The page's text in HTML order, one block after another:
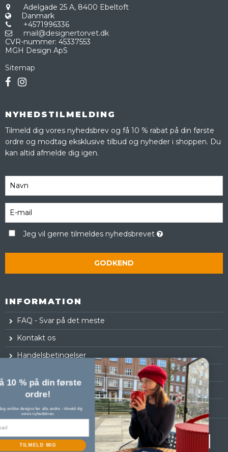
Adelgade 25 A, 8400 Ebeltoft
Danmark
+4571996336
mail@designertorvet.dk
CVR-nummer: 45337553
MGH Design ApS
Sitemap
NYHEDSTILMELDING
Tilmeld dig vores nyhedsbrev og få 10 % rabat på din første
ordre og modtag eksklusive tilbud og nyheder i shoppen. Du
kan altid afmelde dig igen.
Jeg vil gerne tilmeldes nyhedsbrevet
GODKEND
INFORMATION
FAQ - Svar på det meste
Kontakt os
Handelsbetingelser
Log ind
Få 10 % på din første
ordre!
Opdag unikke designs før alle andre - tilmeld dig
vores nyhedsbrev.
TILMELD MIG